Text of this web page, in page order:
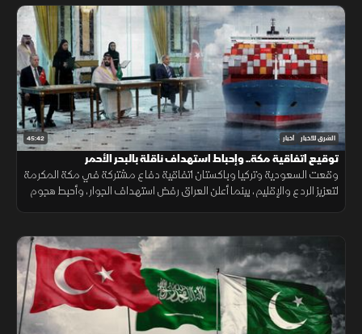
45:42 الشرق للأخبار أخبار
توقيع اتفاقية مكة.. وإحباط استهداف ناقلة بالبحر الأحمر
وقعت السعودية وتركيا وباكستان اتفاقية دفاع مشتركة في مكة المكرمة
لتعزيز الردع والإقليم، بينما أعلن العراق رفض استهداف الجوار، وأحبط هجوم